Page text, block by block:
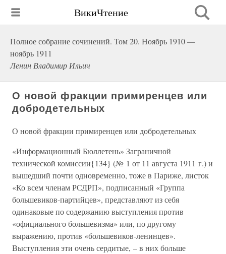
ВикиЧтение
Полное собрание сочинений. Том 20. Ноябрь 1910 —
ноябрь 1911
Ленин Владимир Ильич
О новой фракции примиренцев или
добродетельных
О новой фракции примиренцев или добродетельных
«Информационный Бюллетень» Заграничной
технической комиссии{134} (№ 1 от 11 августа 1911 г.) и
вышедший почти одновременно, тоже в Париже, листок
«Ко всем членам РСДРП», подписанный «Группа
большевиков-партийцев», представляют из себя
одинаковые по содержанию выступления против
«официального большевизма» или, по другому
выражению, против «большевиков-ленинцев».
Выступления эти очень сердитые, – в них больше